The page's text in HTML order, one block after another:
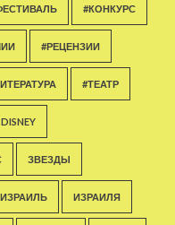
#КОНКУРС
#РЕЦЕНЗИИ
#ТЕАТР
ЗВЕЗДЫ
ИЗРАИЛЬ ИЗРАИЛЯ